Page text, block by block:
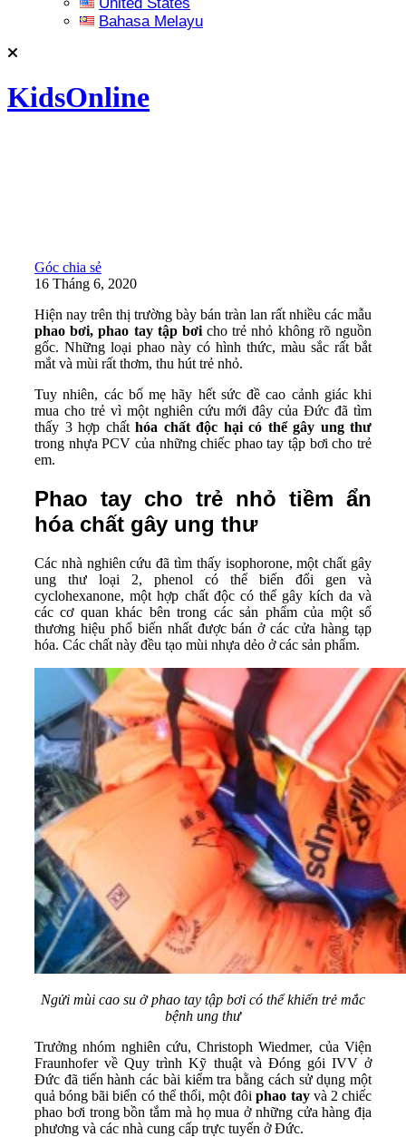
Bahasa Melayu
KidsOnline
Góc chia sẻ
16 Tháng 6, 2020
Hiện nay trên thị trường bày bán tràn lan rất nhiều các mẫu
phao bơi, phao tay tập bơicho trẻ nhỏ không rõ nguồn
gốc. Những loại phao này có hình thức, màu sắc rất bắt
mắt và mùi rất thơm, thu hút trẻ nhỏ.
Tuy nhiên, các bố mẹ hãy hết sức đề cao cảnh giác khi
mua cho trẻ vì một nghiên cứu mới đây của Đức đã tìm
thấy 3 hợp chất hóa chất độc hại có thể gây ung thư
trong nhựa PCV của những chiếc phao tay tập bơi cho trẻ
em.
Phao tay cho trẻ nhỏ tiềm ẩn
hóa chất gây ung thư
Các nhà nghiên cứu đã tìm thấy isophorone, một chất gây
ung thư loại 2, phenol có thể biến đổi gen và
cyclohexanone, một hợp chất độc có thể gây kích da và
các cơ quan khác bên trong các sản phẩm của một số
thương hiệu phổ biến nhất được bán ở các cửa hàng tạp
hóa. Các chất này đều tạo mùi nhựa dẻo ở các sản phẩm.
Ngửi mùi cao su ở phao tay tập bơi có thể khiến trẻ mắc
bệnh ung thư
Trưởng nhóm nghiên cứu, Christoph Wiedmer, của Viện
Fraunhofer về Quy trình Kỹ thuật và Đóng gói IVV ở
Đức đã tiến hành các bài kiểm tra bằng cách sử dụng một
quả bóng bãi biển có thể thổi, một đôiphao tayvà 2 chiếc
phao bơi trong bồn tắm mà họ mua ở những cửa hàng địa
phương và các nhà cung cấp trực tuyến ở Đức.